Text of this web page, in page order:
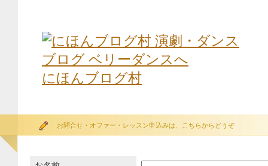
にほんブログ村
お問合せ・オファー・レッスン申込みは、こちらからどうぞ